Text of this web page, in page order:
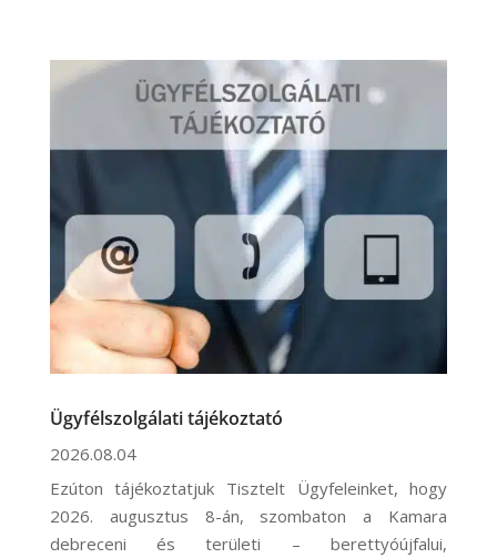
Ügyfélszolgálati tájékoztató
2026.08.04
Ezúton tájékoztatjuk Tisztelt Ügyfeleinket, hogy
2026. augusztus 8-án, szombaton a Kamara
debreceni és területi – berettyóújfalui,